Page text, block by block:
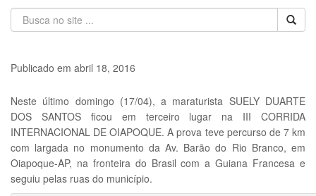
Publicado em abril 18, 2016
Neste último domingo (17/04), a maraturista SUELY DUARTE
DOS SANTOS ficou em terceiro lugar na III CORRIDA
INTERNACIONAL DE OIAPOQUE. A prova teve percurso de 7 km
com largada no monumento da Av. Barão do Rio Branco, em
Oiapoque-AP, na fronteira do Brasil com a Guiana Francesa e
seguiu pelas ruas do município.